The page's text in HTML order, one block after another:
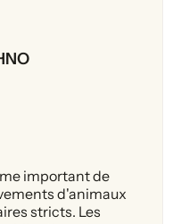
important de
d'animaux
stricts. Les